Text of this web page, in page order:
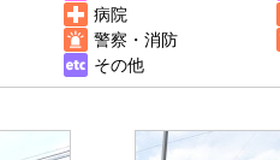
病院
警察・消防
その他